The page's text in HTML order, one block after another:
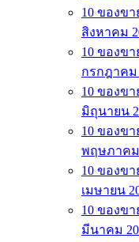
10 ของข
สิงหาคม
10 ของข
กรกฎาคม
10 ของข
มิถุนายน
10 ของข
พฤษภาคม
10 ของข
เมษายน
10 ของข
มีนาคม